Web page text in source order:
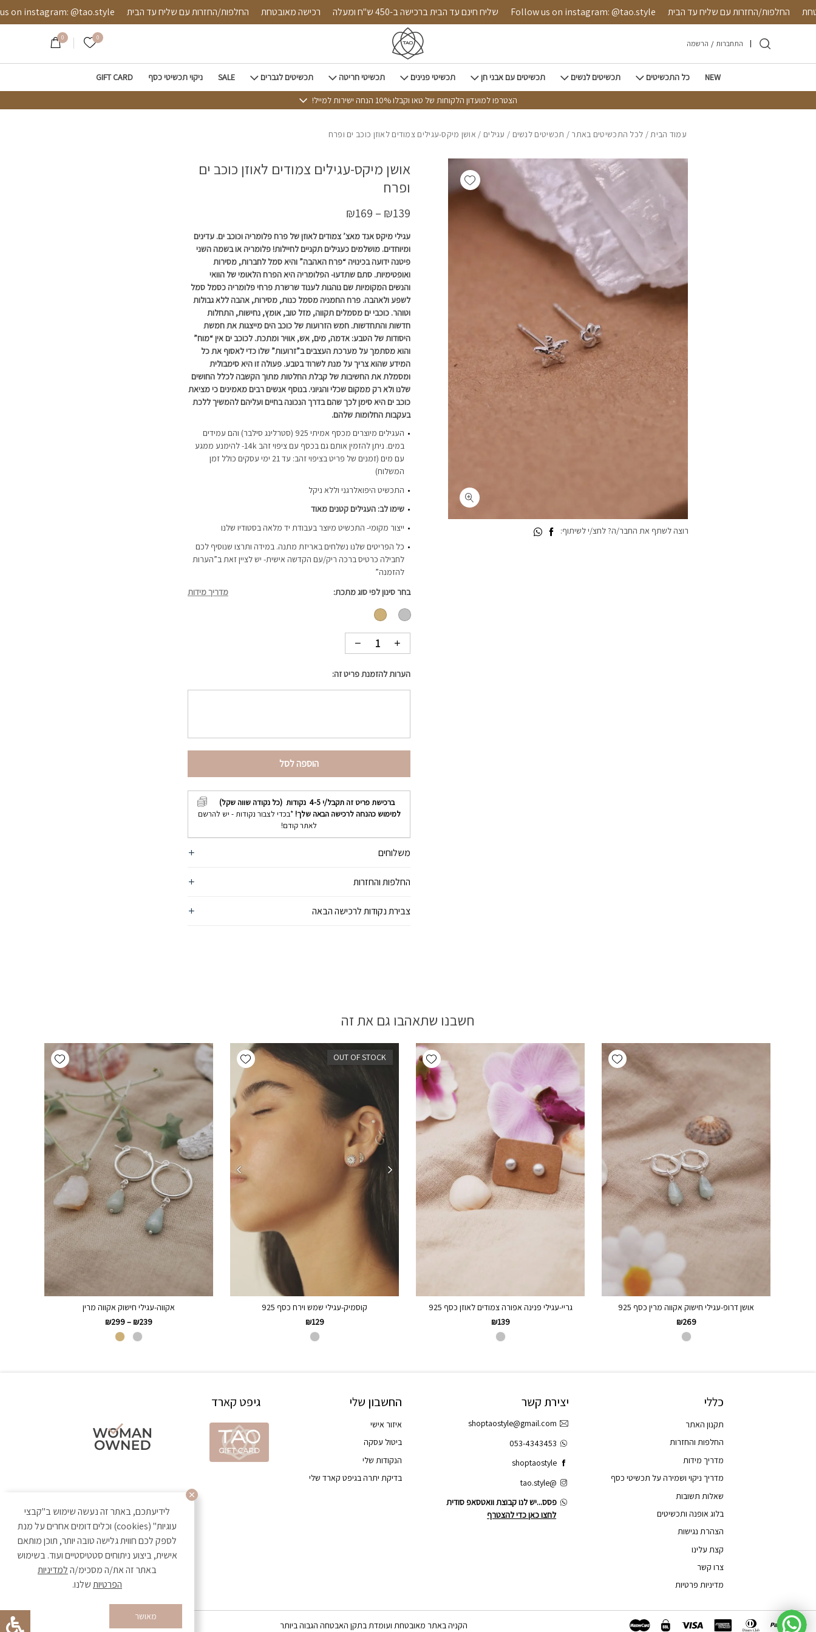
Skip to Content
מאובטחת החלפות/החזרות עם שליח עד הבית Follow us on instagram: @tao.style שליח חינם עד הבית ברכישה ב-450 ש"ח ומעלה רכישה מאובטחת החלפות/החזרות עם שליח עד הבית @tao.style
0 הרשימה שלי
0
התחברות / הרשמה
NEW כל התכשיטים תכשיטים לנשים תכשיטים עם אבני חן תכשיטי פנינים תכשיטי חריטה תכשיטים לגברים SALE ניקוי תכשיטי כסף GIFT CARD
הצטרפו למועדון הלקוחות של טאו וקבלו 10% הנחה ישירות למייל!
עמוד הבית/ לכל התכשיטים באתר / תכשיטים לנשים / עגילים / אושן מיקס-עגילים צמודים לאוזן כוכב ים ופרח
אושן מיקס-עגילים צמודים לאוזן כוכב ים
ופרח
₪139
–
₪169
עגילי מיקס אנד מאצ’ צמודים לאוזן של פרח פלומריה וכוכב ים. עדינים
ומיוחדים. מושלמים כעגילים תקניים לחיילות! פלומריה או בשמה השני
פיטנה ידועה בכינויה “פרח האהבה” והיא סמל לחברות, מסירות
ואופטימיות. סתם שתדעו- הפלומריה היא הפרח הלאומי של הוואי
והנשים המקומיות שם נוהגות לענוד שרשרת פרחי פלומריה כסמל סמל
לשפע ולאהבה. פרח החמניה מסמל כנות, מסירות, אהבה ללא גבולות
וטוהר. כוכבי ים מסמלים תקווה, מזל טוב, אומץ, נחישות, התחלות
חדשות והתחדשות. חמש הזרועות של כוכב הים מייצגות את חמשת
היסודות של הטבע: אדמה, מים, אש, אוויר ומתכת. לכוכב ים אין “מוח”
והוא מסתמך על מערכת העצבים ב”זרועות” שלו כדי לאסוף את כל
המידע שהוא צריך על מנת לשרוד בטבע. פעולה זו היא סימבולית
ומסמלת את החשיבות של קבלת החלטות מתוך הקשבה לכלל החושים
שלנו ולא רק ממקום שכלי והגיוני. בנוסף אנשים רבים מאמינים כי מציאת
כוכב ים היא סימן לכך שהם בדרך הנכונה בחיים ועליהם להמשיך ללכת
בעקבות החלומות שלהם.
העגילים מיוצרים מכסף אמיתי 925 (סטרלינג סילבר) והם עמידים
במים.
ניתן להזמין אותם גם בכסף עם ציפוי זהב 14k- להימנע ממגע
עם מים (זמנים של פריט בציפוי זהב: עד 21 ימי עסקים כולל זמן
המשלוח)
התכשיט היפואלרגני וללא ניקל
שימו לב: העגילים קטנים מאוד
ייצור מקומי- התכשיט מיוצר בעבודת יד מלאה בסטודיו שלנו
כל הפריטים שלנו נשלחים באריזת מתנה. במידה ותרצו שנוסיף לכם
לחבילה כרטיס ברכה ריק/עם הקדשה אישית- יש לציין זאת ב”הערות
להזמנה”
בחר סינון לפי סוג מתכת
מדריך מידות
הערות להזמנת פריט זה:
הוספה לסל
ברכישת פריט זה תקבל/י 4-5נקודות (כל נקודה שווה שקל)
למימוש כהנחה לרכישה הבאה שלך! *בכדי לצבור נקודות - יש להרשם
לאתר קודם!
משלוחים
החלפות והחזרות
צבירת נקודות לרכישה הבאה
Add wishlist
רוצה לשתף את החבר/ה? לחצ/י לשיתוף:
חשבנו שתאהבו גם את זה
Add wishlist
אושן דרופ-עגילי חישוק אקווה מרין כסף 925
₪269
Add wishlist
גריי-עגילי פנינה אפורה צמודים לאוזן כסף 925
₪139
Add wishlist OUT OF STOCK
קוסמיק-עגילי שמש וירח כסף 925
₪129
Add wishlist
אקווה-עגילי חישוק אקווה מרין
₪239
–
₪299
כללי
תקנון האתר
החלפות והחזרות
מדריך מידות
מדריך ניקוי ושמירה על תכשיטי כסף
שאלות תשובות
בלוג אופנה ותכשיטים
הצהרת נגישות
קצת עלינו
צרו קשר
מדיניות פרטיות
החשבון שלי
איזור אישי
ביטול עסקה
הנקודות שלי
בדיקת יתרה בגיפט קארד שלי
יצירת קשר
shoptaostyle@gmail.com
053-4343453
shoptaostyle
@tao.style
פסס...יש לנו קבוצת וואטסאפ סודית
לחצו כאן כדי להצטרף
גיפט קארד
הקניה באתר מאובטחת ועומדת בתקן האבטחה הגבוה ביותר
בחזרה למעלה
לידיעתכם, באתר זה נעשה שימוש ב"קבצי
עוגיות" (cookies) וכלים דומים אחרים על מנת
לספק לכם חווית גלישה טובה יותר, תוכן מותאם
אישית, ביצוע ניתוחים סטטיסטיים ועוד. בשימוש
באתר זה את/ה מסכימ/הלמדיניות
הפרטיותשלנו.
מאושר